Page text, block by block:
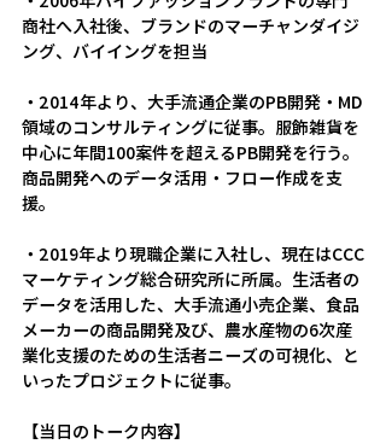
商社へ入社後、ブランドのマーチャンダイジ
ング、バイイングを担当
・2014年より、大手流通企業のPB開発・MD
領域のコンサルティングに従事。服飾雑貨を
中心に年間100案件を超えるPB開発を行う。
商品開発へのデータ活用・フロー作成を支
援。
・2019年より現職企業に入社し、現在はCCC
マーケティング総合研究所に所属。生活者の
データを活用した、大手流通小売企業、食品
メーカーの商品開発及び、農水産物の6次産
業化支援のための生活者ニーズの可視化、と
いったプロジェクトに従事。
【当日のトーク内容】